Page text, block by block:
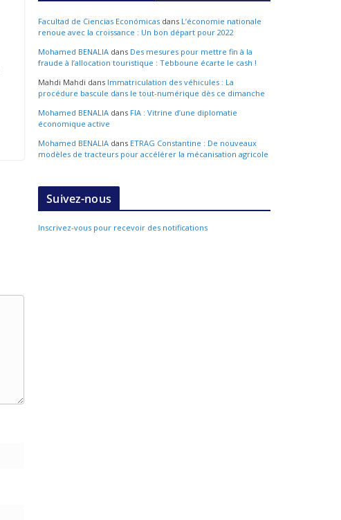
Facultad de Ciencias Económicas dans L’économie nationale
renoue avec la croissance : Un bon départ pour 2022
Mohamed BENALIA dans Des mesures pour mettre fin à la
fraude à l’allocation touristique : Tebboune écarte le cash !
Mahdi Mahdi dans Immatriculation des véhicules : La
procédure bascule dans le tout-numérique dès ce dimanche
Mohamed BENALIA dans FIA : Vitrine d’une diplomatie
économique active
Mohamed BENALIA dans ETRAG Constantine : De nouveaux
modèles de tracteurs pour accélérer la mécanisation agricole
Suivez-nous
Inscrivez-vous pour recevoir des notifications